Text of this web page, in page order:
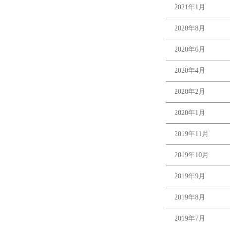
2021年1月
2020年8月
2020年6月
2020年4月
2020年2月
2020年1月
2019年11月
2019年10月
2019年9月
2019年8月
2019年7月